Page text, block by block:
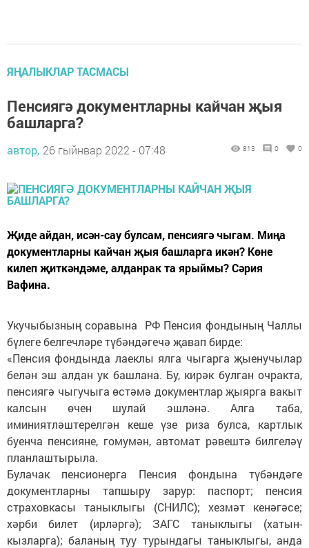
ЯҢАЛЫКЛАР ТАСМАСЫ
Пенсиягә документларны кайчан җыя
башларга?
автор, 26 гыйнвар 2022 - 07:48 813 0 0
Җиде айдан, исән-сау булсам, пенсиягә чыгам. Миңа
документларны кайчан җыя башларга икән? Көне
килеп җиткәндәме, алданрак та ярыймы? Сәрия
Вафина.
Укучыбызның соравына РФ Пенсия фондының Чаллы
бүлеге белгечләре түбәндәгечә җавап бирде:
«Пенсия фондында лаеклы ялга чыгарга җыенучылар
белән эш алдан ук башлана. Бу, кирәк булган очракта,
пенсиягә чыгучыга өстәмә документлар җыярга вакыт
калсын өчен шулай эшләнә. Алга таба,
иминиятләштерелгән кеше үзе риза булса, картлык
буенча пенсияне, гомумән, автомат рәвештә билгеләү
планлаштырыла.
Булачак пенсионерга Пенсия фондына түбәндәге
документларны тапшыру зарур: паспорт; пенсия
страховкасы таныклыгы (СНИЛС); хезмәт кенәгәсе;
хәрби билет (ирләргә); ЗАГС таныклыгы (хатын-
кызларга); баланың туу турындагы таныклыгы, анда